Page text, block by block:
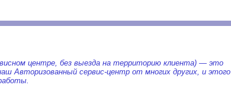
центре, без выезда на территорию клиента) — это
Авторизованный сервис-центр от многих других, и этого